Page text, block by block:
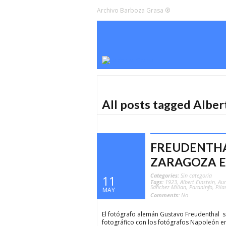
Archivo Barboza Grasa ®
All posts tagged
11
MAY
ZARAGOZA
Categories: Sin categoría
Tags: 1923, Albert Einstein,
Sánchez Millan, Paraninfo,
Comments: No
El fotógrafo alemán Gustavo Freudenthal
fotográfico con los fotógrafos Napoleón